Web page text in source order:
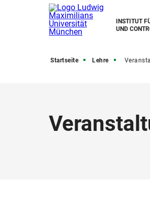
INSTITUT
UND
Startseite Lehre